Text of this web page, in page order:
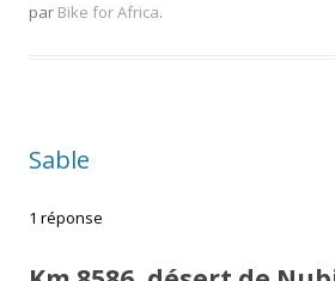
par Bike for Africa.
Sable
1 réponse